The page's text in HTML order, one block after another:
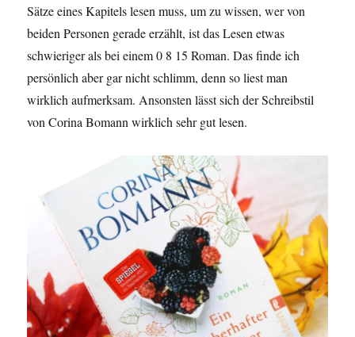
Sätze eines Kapitels lesen muss, um zu wissen, wer von
beiden Personen gerade erzählt, ist das Lesen etwas
schwieriger als bei einem 0 8 15 Roman. Das finde ich
persönlich aber gar nicht schlimm, denn so liest man
wirklich aufmerksam. Ansonsten lässt sich der Schreibstil
von Corina Bomann wirklich sehr gut lesen.